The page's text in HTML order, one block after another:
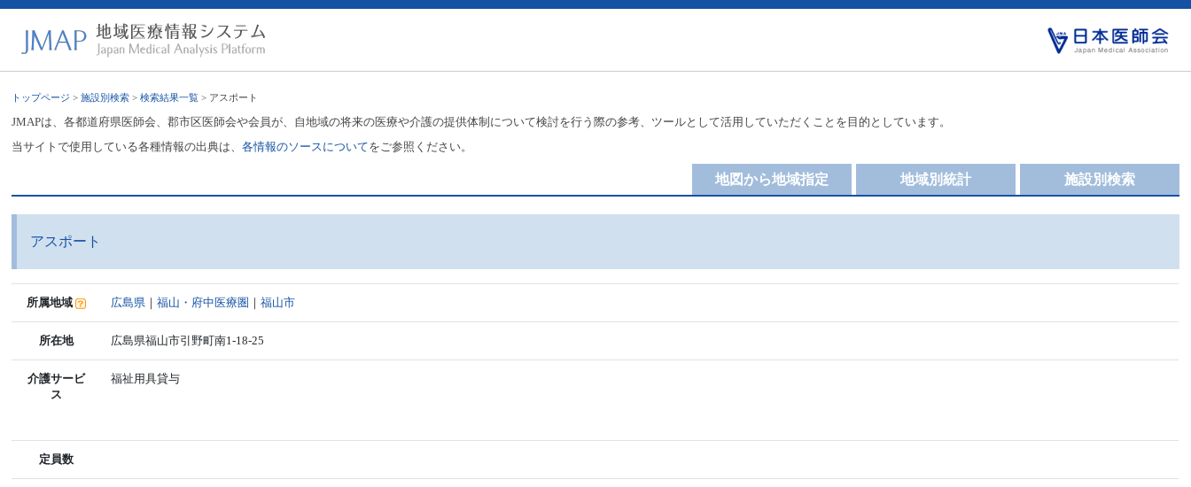
トップページ >施設別検索 >検索結果一覧 > アスポート
JMAPは、各都道府県医師会、郡市区医師会や会員が、自地域の将来の医療や介護の提供体制について検討を行う際の参考、ツールとして活用していただくことを目的としています。
当サイトで使用している各種情報の出典は、各情報のソースについてをご参照ください。
施設別検索
地域別統計
地図から地域指定
アスポート
所属地域 広島県 ｜福山・府中医療圏 ｜福山市
所在地 広島県福山市引野町南1-18-25
介護サービ
ス
福祉用具貸与
定員数